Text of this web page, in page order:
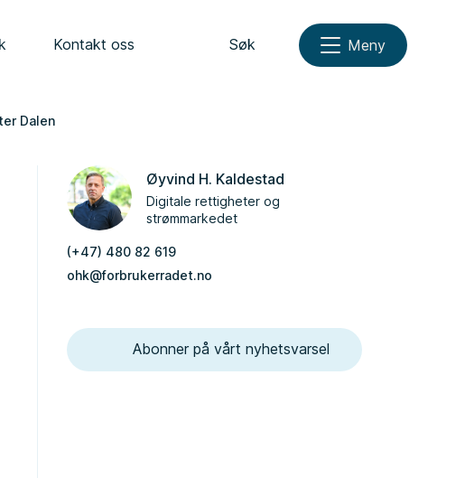
Kontakt oss Søk Meny
Dalen
Øyvind H. Kaldestad
Digitale rettigheter og
strømmarkedet
(+47) 480 82 619
ohk@forbrukerradet.no
Abonner på vårt nyhetsvarsel